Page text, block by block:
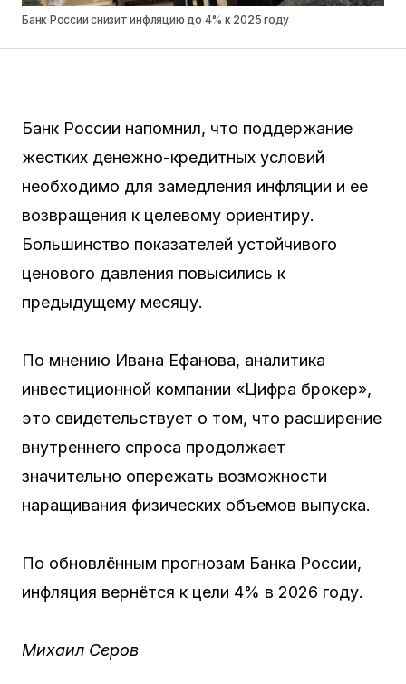
Банк России снизит инфляцию до 4% к 2025 году
Банк России напомнил, что поддержание
жестких денежно-кредитных условий
необходимо для замедления инфляции и ее
возвращения к целевому ориентиру.
Большинство показателей устойчивого
ценового давления повысились к
предыдущему месяцу.
По мнению Ивана Ефанова, аналитика
инвестиционной компании «Цифра брокер»,
это свидетельствует о том, что расширение
внутреннего спроса продолжает
значительно опережать возможности
наращивания физических объемов выпуска.
По обновлённым прогнозам Банка России,
инфляция вернётся к цели 4% в 2026 году.
Михаил Серов